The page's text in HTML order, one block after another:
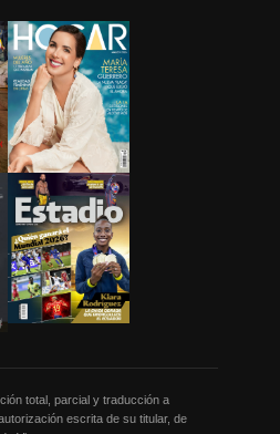
total, parcial y traducción a
escrita de su titular, de